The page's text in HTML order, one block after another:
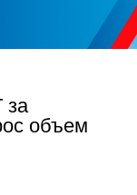
за
объем